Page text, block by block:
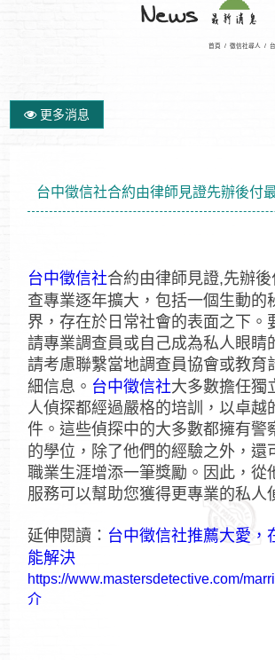
首頁 / 徵信社尋人 /
更多消息
台中徵信社合約由律師見證先辦後付
台中徵信社合約由律師見證,先辦
查專業逐年擴大，包括一個生動的
界，存在於日常社會的表面之下。
請專業調查員或自己成為私人眼睛
請考慮聯繫當地調查員協會或教育
細信息。 台中徵信社大多數擔任獨
人偵探都經過嚴格的培訓，以卓越
件。這些偵探中的大多數都擁有警
的學位，除了他們的經驗之外，還
職業生涯增添一筆獎勵。因此，從
服務可以幫助您獲得更專業的私人
延伸閱讀： 台中徵信社推薦大愛，
能解決
https://www.mastersdetective.com/
介